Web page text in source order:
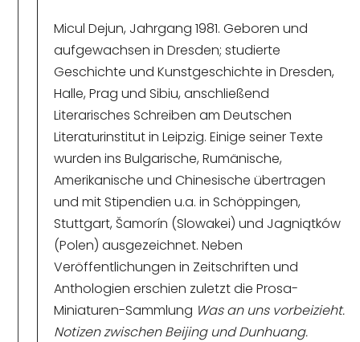
Micul Dejun, Jahrgang 1981. Geboren und
aufgewachsen in Dresden; studierte
Geschichte und Kunstgeschichte in Dresden,
Halle, Prag und Sibiu, anschließend
Literarisches Schreiben am Deutschen
Literaturinstitut in Leipzig. Einige seiner Texte
wurden ins Bulgarische, Rumänische,
Amerikanische und Chinesische übertragen
und mit Stipendien u.a. in Schöppingen,
Stuttgart, Šamorín (Slowakei) und Jagniątków
(Polen) ausgezeichnet. Neben
Veröffentlichungen in Zeitschriften und
Anthologien erschien zuletzt die Prosa-
Miniaturen-Sammlung Was an uns vorbeizieht.
Notizen zwischen Beijing und Dunhuang.